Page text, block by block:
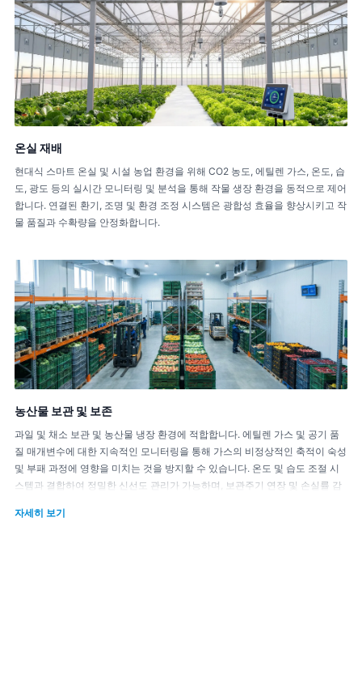
온실 재배
현대식 스마트 온실 및 시설 농업 환경을 위해 CO2 농도, 에틸렌 가스, 온도, 습
도, 광도 등의 실시간 모니터링 및 분석을 통해 작물 생장 환경을 동적으로 제어
합니다. 연결된 환기, 조명 및 환경 조정 시스템은 광합성 효율을 향상시키고 작
물 품질과 수확량을 안정화합니다.
농산물 보관 및 보존
과일 및 채소 보관 및 농산물 냉장 환경에 적합합니다. 에틸렌 가스 및 공기 품
질 매개변수에 대한 지속적인 모니터링을 통해 가스의 비정상적인 축적이 숙성
및 부패 과정에 영향을 미치는 것을 방지할 수 있습니다. 온도 및 습도 조절 시
스템과 결합하여 정밀한 신선도 관리가 가능하며, 보관주기 연장 및 손실률 감
자세히 보기